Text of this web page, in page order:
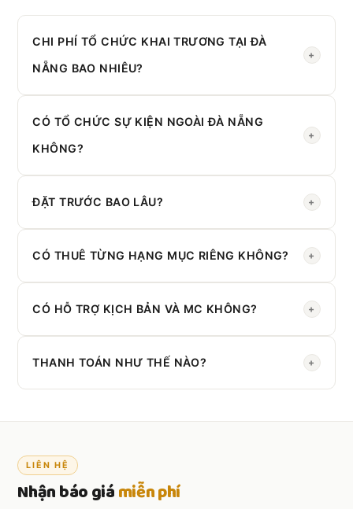
CHI PHÍ TỔ CHỨC KHAI TRƯƠNG TẠI ĐÀ
NẴNG BAO NHIÊU?
+
gói đầy đủ từ15 triệutùy quy mô.
CÓ TỔ CHỨC SỰ KIỆN NGOÀI ĐÀ NẴNG
KHÔNG?
+
Quảng Nam, Quảng Ngãi...
ĐẶT TRƯỚC BAO LÂU? +
tuần để chuẩn bị tốt nhất.
CÓ THUÊ TỪNG HẠNG MỤC RIÊNG KHÔNG? +
ghi hình... không cần trọn gói.
CÓ HỖ TRỢ KỊCH BẢN VÀ MC KHÔNG? +
chuyên nghiệp theo yêu cầu.
THANH TOÁN NHƯ THẾ NÀO? +
LIÊN HỆ
Nhận báo giámiễn phí